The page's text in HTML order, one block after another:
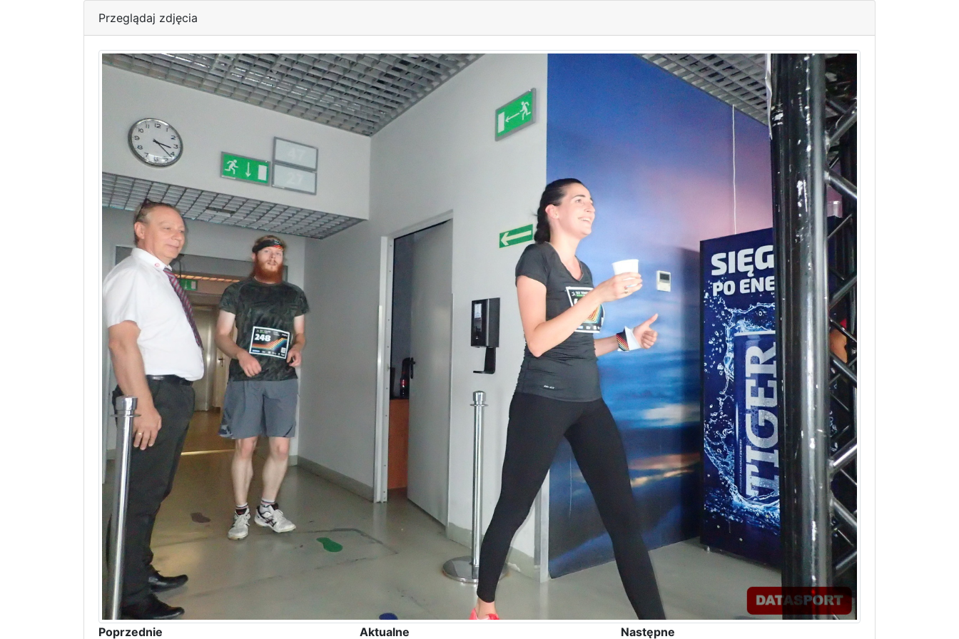
Przeglądaj zdjęcia
Poprzednie Aktualne Następne